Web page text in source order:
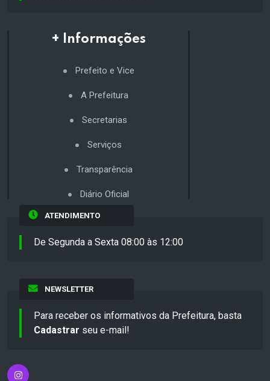
+ Informações
Prefeito e Vice
A Prefeitura
Secretarias
Serviços
Transparência
Diário Oficial
ATENDIMENTO
De Segunda a Sexta 08:00 às 12:00
NEWSLETTER
Para receber os informativos da Prefeitura, basta
Cadastrar seu e-mail!